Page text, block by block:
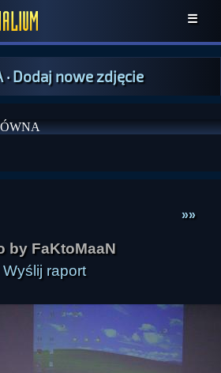
☰
· Dodaj nowe zdjęcie
»»
by FaKtoMaaN
Wyślij raport